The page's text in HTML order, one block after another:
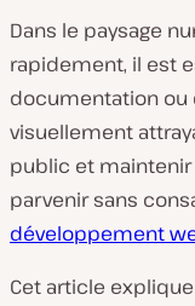
Dans le paysage
rapidement, il est
documentation ou
visuellement
public et
parvenir sans
développement
Cet article